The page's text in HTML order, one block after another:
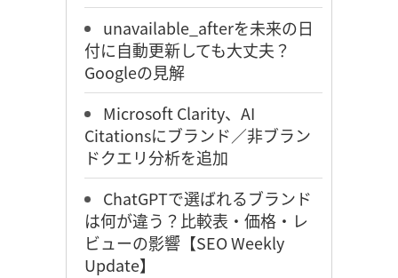
unavailable_afterを未来の日
付に自動更新しても大丈夫？
Googleの見解
Microsoft Clarity、AI
Citationsにブランド／非ブラン
ドクエリ分析を追加
ChatGPTで選ばれるブランド
は何が違う？比較表・価格・レ
ビューの影響【SEO Weekly
Update】